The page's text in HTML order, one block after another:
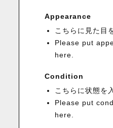
Appearance
こちらに見た目
Please put
here.
Condition
こちらに状態を
Please put
here.